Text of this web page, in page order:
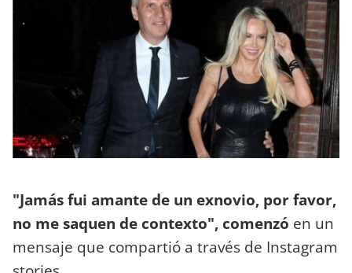
"Jamás fui amante de un exnovio, por favor,
no me saquen de contexto", comenzó en un
mensaje que compartió a través de Instagram